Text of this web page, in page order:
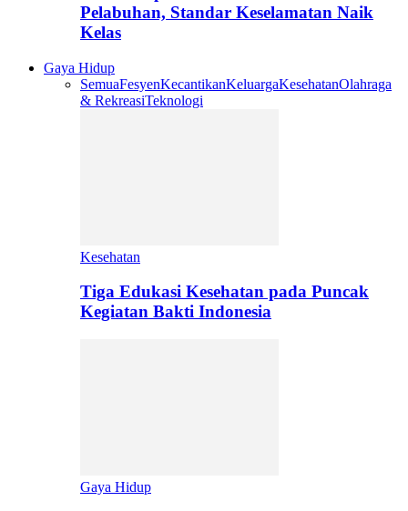
Pelabuhan, Standar Keselamatan Naik
Kelas
Gaya Hidup
SemuaFesyenKecantikanKeluargaKesehatanOlahraga
& RekreasiTeknologi
Kesehatan
Tiga Edukasi Kesehatan pada Puncak
Kegiatan Bakti Indonesia
Gaya Hidup